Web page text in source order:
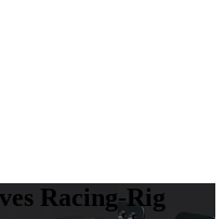
Racing-Rig